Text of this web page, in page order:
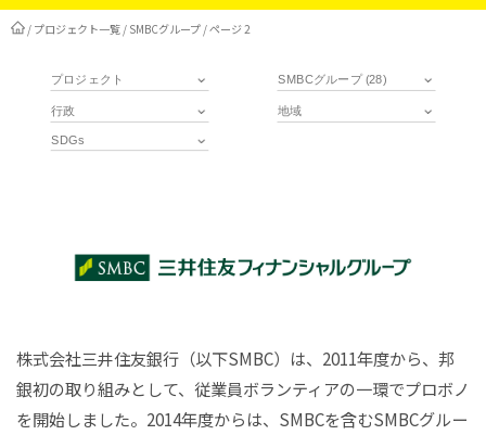
/ プロジェクト一覧 / SMBCグループ /ページ 2
株式会社三井住友銀行（以下SMBC）は、2011年度から、邦
銀初の取り組みとして、従業員ボランティアの一環でプロボノ
を開始しました。2014年度からは、SMBCを含むSMBCグルー